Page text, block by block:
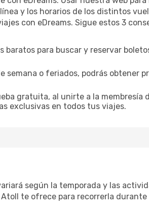
y los horarios de los distintos
con eDreams. Sigue estos 3
baratos para buscar y reservar
semana o feriados, podrás obtener
gratuita, al unirte a la membresía
exclusivas en todos tus viajes.
según la temporada y las
te ofrece para recorrerla durante